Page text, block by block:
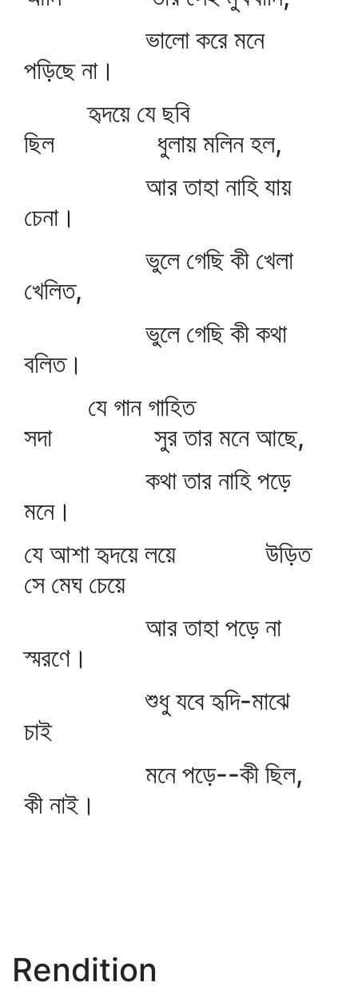
ভালো করে মনে
পড়িছে না।
হৃদয়ে যে ছবি
ছিল ধুলায় মলিন হল,
আর তাহা নাহি যায়
চেনা।
ভুলে গেছি কী খেলা
খেলিত,
ভুলে গেছি কী কথা
বলিত।
যে গান গাহিত
সদা সুর তার মনে আছে,
কথা তার নাহি পড়ে
মনে।
যে আশা হৃদয়ে লয়ে উড়িত
সে মেঘ চেয়ে
আর তাহা পড়ে না
স্মরণে।
শুধু যবে হৃদি-মাঝে
চাই
মনে পড়ে--কী ছিল,
কী নাই।
Rendition